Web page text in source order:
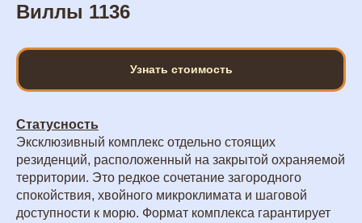
Виллы 1136
Узнать стоимость
Статусность
Эксклюзивный комплекс отдельно стоящих
резиденций, расположенный на закрытой охраняемой
территории. Это редкое сочетание загородного
спокойствия, хвойного микроклимата и шаговой
доступности к морю. Формат комплекса гарантирует